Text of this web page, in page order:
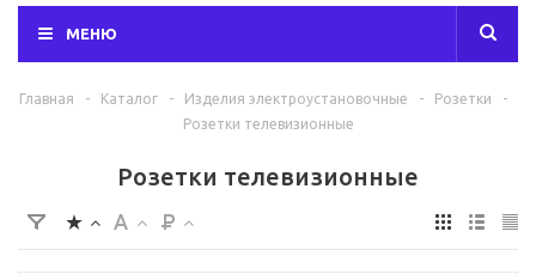
МЕНЮ
Главная - Каталог - Изделия электроустановочные - Розетки
-
Розетки телевизионные
Розетки телевизионные